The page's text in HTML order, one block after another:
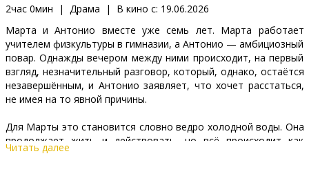
2час 0мин | Драма | В кино с: 19.06.2026
Марта и Антонио вместе уже семь лет. Марта работает
учителем физкультуры в гимназии, а Антонио — амбициозный
повар. Однажды вечером между ними происходит, на первый
взгляд, незначительный разговор, который, однако, остаётся
незавершённым, и Антонио заявляет, что хочет расстаться,
не имея на то явной причины.
Для Марты это становится словно ведро холодной воды. Она
продолжает жить и действовать, но всё происходит как
будто в тумане.
Читать далее